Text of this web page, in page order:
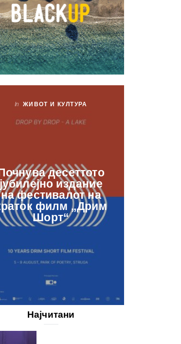
In ЖИВОТ И КУЛТУРА
десеттото
јубилејно издание
на фестивалот на
филм „Дрим
Шорт“
Најчитани